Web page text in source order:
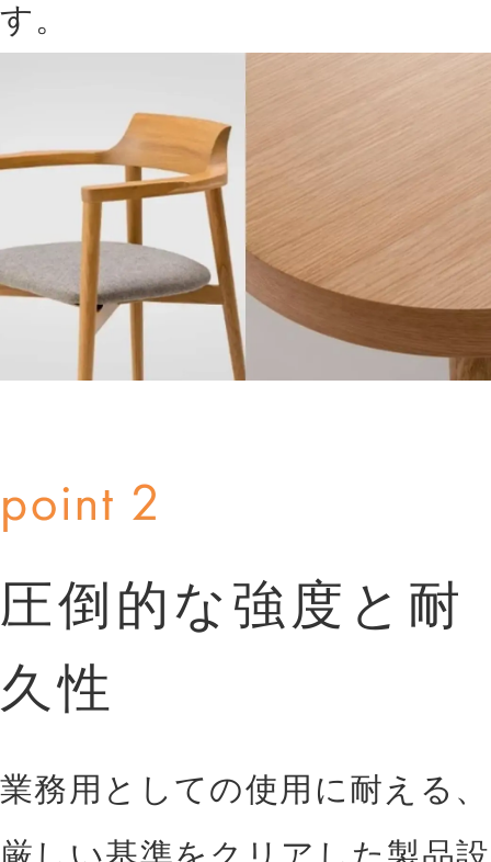
す。
圧倒的な強度と耐
久性
業務用としての使用に耐える、